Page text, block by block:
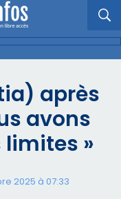
après
avons
»
2025 à 07:33